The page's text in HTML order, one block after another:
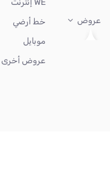
عروض
WE إنترنت
خط أرضي
موبايل
عروض أخرى